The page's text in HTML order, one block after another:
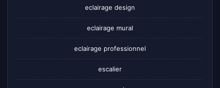
eclairage design
eclairage mural
eclairage professionnel
escalier